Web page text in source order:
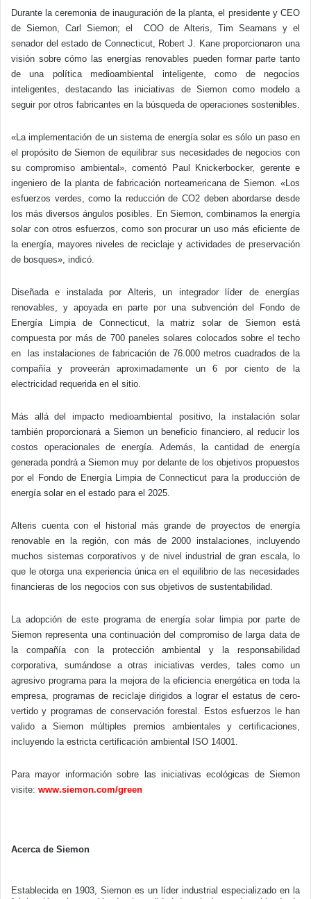
Durante la ceremonia de inauguración de la planta, el presidente y CEO
de Siemon, Carl Siemon; el
COO de Alteris, Tim Seamans y el
senador del estado de Connecticut, Robert J. Kane proporcionaron una
visión sobre cómo las energías renovables pueden formar parte tanto
de una política medioambiental inteligente, como de negocios
inteligentes, destacando las iniciativas de Siemon como modelo a
seguir por otros fabricantes en la búsqueda de operaciones sostenibles.
«La implementación de un sistema de energía solar es sólo un paso en
el propósito de Siemon de equilibrar sus necesidades de negocios con
su compromiso ambiental», comentó Paul Knick­erbocker, gerente e
ingeniero de la planta de fabricación norteamericana de Siemon. «Los
esfuerzos verdes, como la reducción de CO2 deben abordarse desde
los más diversos ángulos posibles. En Siemon, combinamos la energía
solar con otros esfuerzos, como son procurar un uso más eficiente de
la energía, mayores niveles de reciclaje y actividades de preservación
de bosques», indicó.
Diseñada e instalada por Alteris, un integrador líder de energías
renovables, y apoyada en parte por una subvención del Fondo de
Energía Limpia de Connecticut, la matriz solar de Siemon está
compuesta por más de 700 paneles solares colocados sobre el techo
en
las instalaciones de fabricación de 76.000 metros cuadrados de la
compañía y proveerán aproximadamente un 6 por ciento de la
electricidad requerida en el sitio.
Más allá del impacto medioambiental positivo, la instalación solar
también proporcionará a Siemon un beneficio financiero, al reducir los
costos operacionales de energía. Además, la cantidad de energía
generada pondrá a Siemon muy por delante de los objetivos propuestos
por el Fondo de Energía Limpia de Connecticut para la producción de
energía solar en el estado para el 2025.
Alteris cuenta con el historial más grande de proyectos de energía
renovable en la región, con más de 2000 instalaciones, incluyendo
muchos sistemas corporativos y de nivel industrial de gran escala, lo
que le otorga una experiencia única en el equilibrio de las necesidades
financieras de los negocios con sus objetivos de sustentabilidad.
La adopción de este programa de energía solar limpia por parte de
Siemon representa una continuación del compromiso de larga data de
la compañía con la protección ambiental y la responsabilidad
corporativa, sumándose a otras iniciativas verdes, tales como un
agresivo programa para la mejora de la eficiencia energética en toda la
empresa, programas de reciclaje dirigidos a lograr el estatus de cero-
vertido y programas de conservación forestal. Estos esfuerzos le han
valido a Siemon múltiples premios ambientales y certificaciones,
incluyendo la estricta certificación ambiental ISO 14001.
Para mayor información sobre las iniciativas ecológicas de Siemon
visite: www.siemon.com/green
Acerca de Siemon
Establecida en 1903, Siemon es un líder industrial especializado en la